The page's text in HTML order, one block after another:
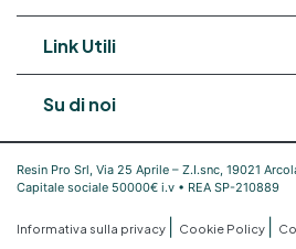
Link Utili
Su di noi
Resin Pro Srl, Via 25 Aprile – Z.I.snc, 19021
Capitale sociale 50000€ i.v • REA SP-210889
Informativa sulla privacy Cookie Policy